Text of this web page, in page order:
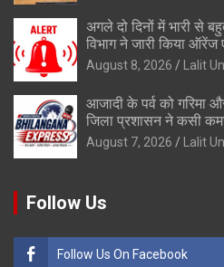
अगले दो दिनों में भारी से
विभाग ने जारी किया ऑरेंज
August 8, 2026 Lalit
आजादी के पर्व को गरिमा
जिला प्रशासन ने कसी
August 7, 2026 Lalit
Follow Us
Follow Us On Facebook